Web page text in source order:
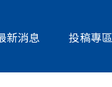
新消息 投稿專區